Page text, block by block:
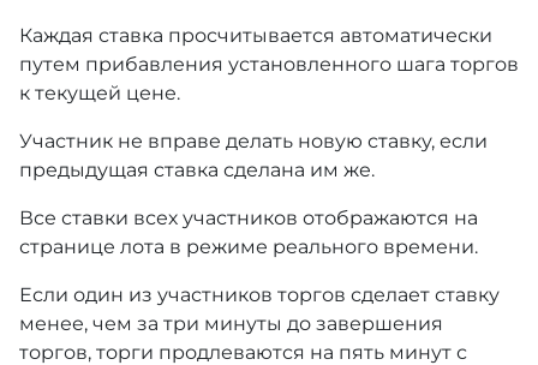
Каждая ставка просчитывается автоматически
путем прибавления установленного шага торгов
к текущей цене.
Участник не вправе делать новую ставку, если
предыдущая ставка сделана им же.
Все ставки всех участников отображаются на
странице лота в режиме реального времени.
Если один из участников торгов сделает ставку
менее, чем за три минуты до завершения
торгов, торги продлеваются на пять минут с